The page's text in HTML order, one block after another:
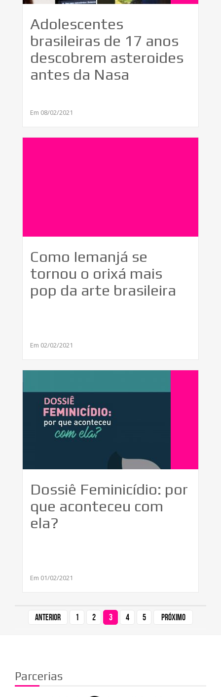
Adolescentes
brasileiras de 17 anos
descobrem asteroides
antes da Nasa
Em 08/02/2021
Como Iemanjá se
tornou o orixá mais
pop da arte brasileira
Em 02/02/2021
Dossiê Feminicídio: por
que aconteceu com
ela?
Em 01/02/2021
Anterior 1 2 3 4 5 Próximo
Parcerias